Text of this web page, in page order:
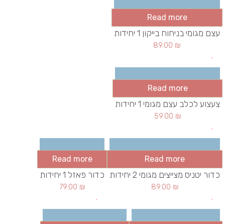
Read more
עצם מגומי בניחוח בייקון 1 יחידות
89.00 ₪
Read more
צעצוע לכלב עצם מגומי 1 יחידות
59.00 ₪
Read more
כדור יטניס מצייצים מגומי 2 יחידות
89.00 ₪
Read more
כדור פאזל 1 יחידות
79.00 ₪